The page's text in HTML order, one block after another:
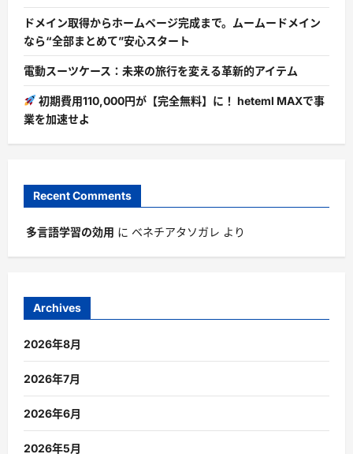
ドメイン取得からホームページ完成まで。ムームードメイン
なら“全部まとめて”安心スタート
電動スーツケース：未来の旅行を変える革新的アイテム
初期費用110,000円が【完全無料】に！ heteml MAXで事
業を加速せよ
Recent Comments
多言語学習の効用 に ベネチアタソガレ より
Archives
2026年8月
2026年7月
2026年6月
2026年5月